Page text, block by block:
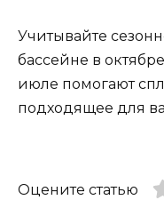
Учитывайте
бассейне в
июле помогают
подходящее для
Оцените статью